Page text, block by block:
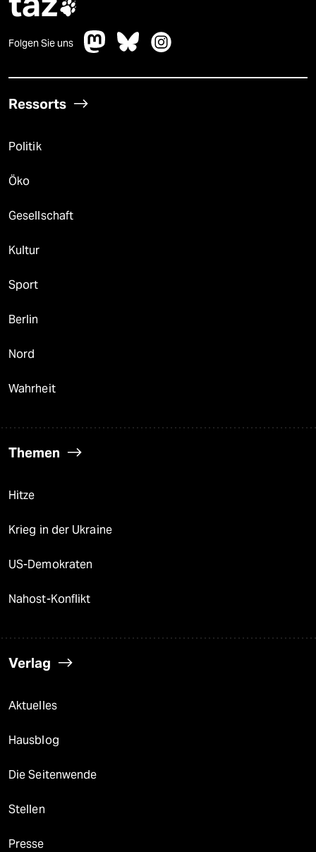

Folgen Sie uns
Ressorts
Politik
Öko
Gesellschaft
Kultur
Sport
Berlin
Nord
Wahrheit
Themen
Hitze
Krieg in der Ukraine
US-Demokraten
Nahost-Konflikt
Verlag
Aktuelles
Hausblog
Die Seitenwende
Stellen
Presse